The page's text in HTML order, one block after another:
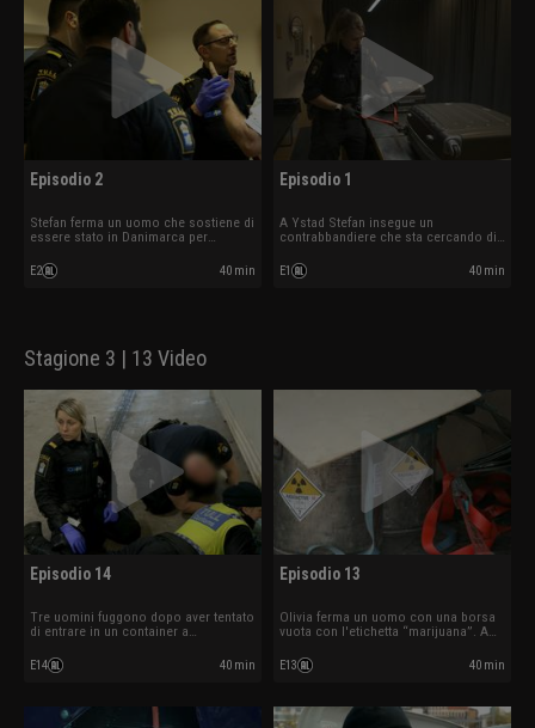
Episodio 2
Stefan ferma un uomo che sostiene di
essere stato in Danimarca per
E2 40 min
Episodio 1
A Ystad Stefan insegue un
contrabbandiere che sta cercando di
E1 40 min
Stagione 3 | 13 Video
Episodio 14
Tre uomini fuggono dopo aver tentato
di entrare in un container a
container e trova qualcosa nascosto
nel pavimento.
E14 40 min
Episodio 13
Olivia ferma un uomo con una borsa
vuota con l'etichetta “marijuana”. A
radioattivo.
E13 40 min